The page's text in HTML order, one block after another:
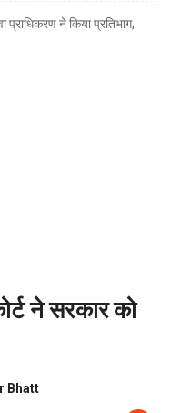
प्राधिकरण ने किया प्रतिभाग,
ने सरकार को
Bhatt